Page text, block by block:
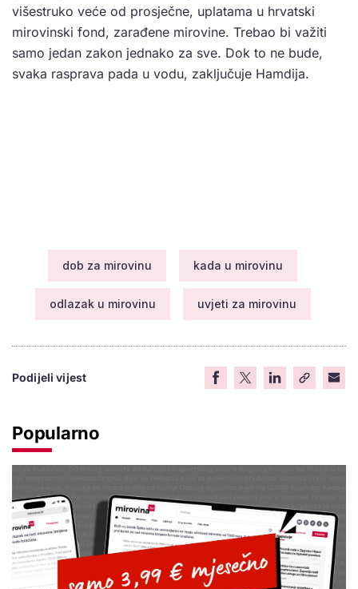
višestruko veće od prosječne, uplatama u hrvatski
mirovinski fond, zarađene mirovine. Trebao bi važiti
samo jedan zakon jednako za sve. Dok to ne bude,
svaka rasprava pada u vodu, zaključuje Hamdija.
dob za mirovinu kada u mirovinu
odlazak u mirovinu uvjeti za mirovinu
Podijeli vijest
Popularno